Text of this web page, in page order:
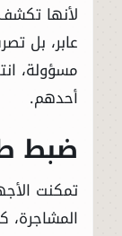
لأنها
عابر، بل
مسؤولة،
أحدهم.
ضبط
تمكنت
المشاجرة،